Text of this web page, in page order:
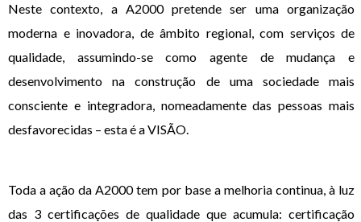
Neste contexto, a A2000 pretende ser uma organização
moderna e inovadora, de âmbito regional, com serviços de
qualidade, assumindo-se como agente de mudança e
desenvolvimento na construção de uma sociedade mais
consciente e integradora, nomeadamente das pessoas mais
desfavorecidas – esta é a VISÃO.
Toda a ação da A2000 tem por base a melhoria continua, à luz
das 3 certificações de qualidade que acumula: certificação